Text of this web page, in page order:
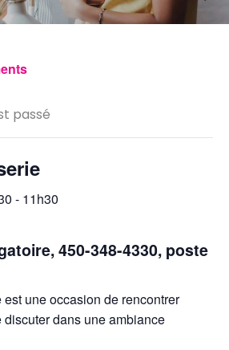
passé
- 11h30
450-348-4330, poste
une occasion de rencontrer
discuter dans une ambiance